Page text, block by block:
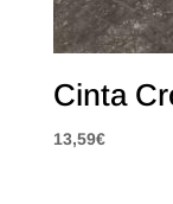
Cinta
13,59€